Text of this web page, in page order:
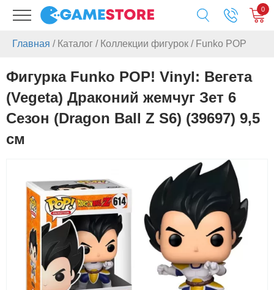
0
Главная / Каталог / Коллекции фигурок / Funko POP
Фигурка Funko POP! Vinyl: Вегета
(Vegeta) Драконий жемчуг Зет 6
Сезон (Dragon Ball Z S6) (39697) 9,5
см